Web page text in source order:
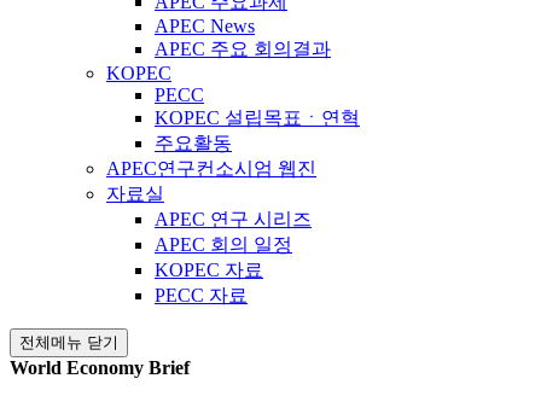
APEC News
APEC 주요 회의결과
KOPEC
PECC
KOPEC 설립목표ㆍ연혁
주요활동
APEC연구컨소시엄 웹진
자료실
APEC 연구 시리즈
APEC 회의 일정
KOPEC 자료
PECC 자료
전체메뉴 닫기
World Economy Brief